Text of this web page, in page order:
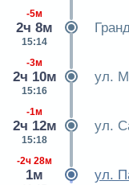
-5м
2ч 8м
15:14
-3м
2ч 10м
15:16
ул.
-1м
2ч 12м
15:18
ул.
-2ч 28м
1м ул.